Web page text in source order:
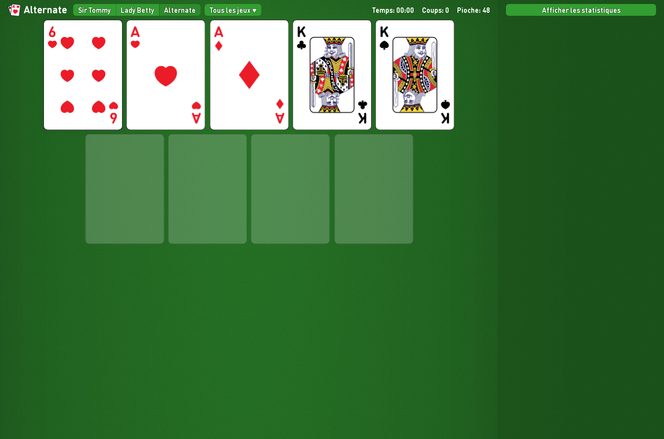
Alternate Sir Tommy Lady Betty Alternate Tous les jeux Temps: 00:00 Coups: 0 Pioche: 48 Afficher les statistiques